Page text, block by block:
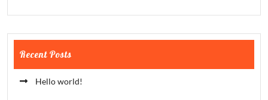
Recent Posts
Hello world!